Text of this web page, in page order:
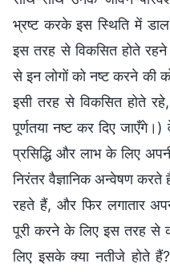
भ्रष्ट करके इस स्थिति में
इस तरह से विकसित होते
से इन लोगों को नष्ट करने की
इसी तरह से विकसित होते
पूर्णतया नष्ट कर दिए
प्रसिद्धि और लाभ के लिए
निरंतर वैज्ञानिक अन्वेषण
रहते हैं, और फिर लगातार
पूरी करने के लिए इस तरह से
लिए इसके क्या नतीजे होते